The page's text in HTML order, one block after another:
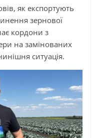
як експортують
зернової
кордони з
на замінованих
ситуація.